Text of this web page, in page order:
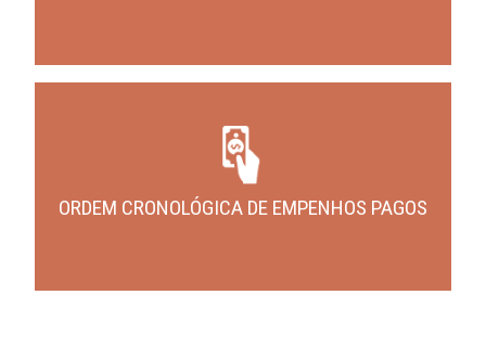
ORDEM CRONOLÓGICA DE EMPENHOS PAGOS